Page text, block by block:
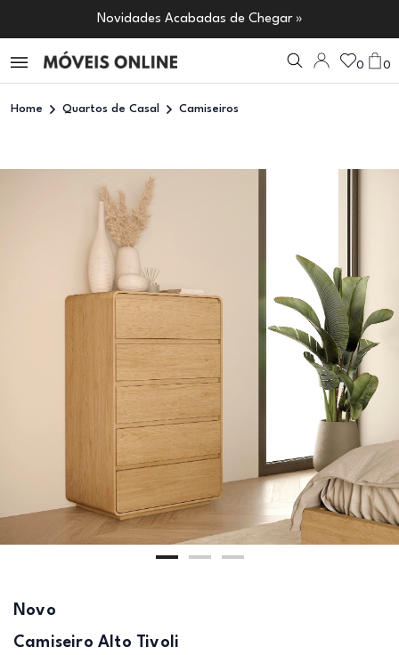
Novidades Acabadas de Chegar »
0 0
Home Quartos de Casal Camiseiros
Novo
Camiseiro Alto Tivoli